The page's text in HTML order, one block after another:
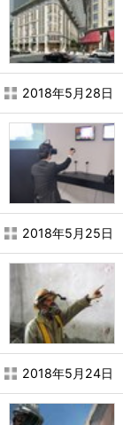
2018年5月28日
2018年5月25日
2018年5月24日